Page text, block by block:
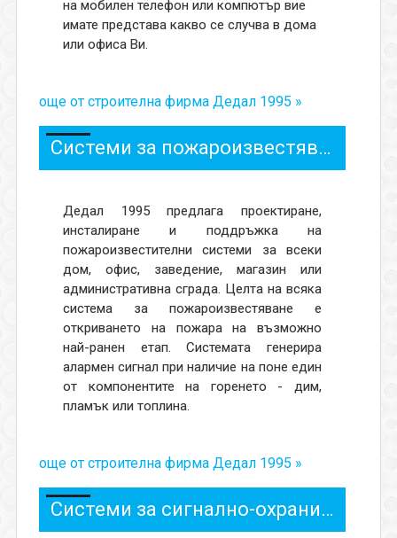
на мобилен телефон или компютър вие
имате представа какво се случва в дома
или офиса Ви.
още от строителна фирма Дедал 1995 »
Системи за пожароизвестяване
Дедал 1995 предлага проектиране,
инсталиране и поддръжка на
пожароизвестителни системи за всеки
дом, офис, заведение, магазин или
административна сграда. Целта на всяка
система за пожароизвестяване е
откриването на пожара на възможно
най-ранен етап. Системата генерира
алармен сигнал при наличие на поне един
от компонентите на горенето - дим,
пламък или топлина.
още от строителна фирма Дедал 1995 »
Системи за сигнално-охранителна техника СОТ